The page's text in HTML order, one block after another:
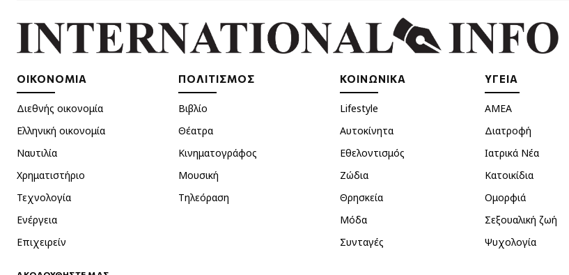
ΟΙΚΟΝΟΜΙΑ
Διεθνής οικονομία
Ελληνική οικονομία
Ναυτιλία
Χρηματιστήριο
Τεχνολογία
Ενέργεια
Επιχειρείν
ΠΟΛΙΤΙΣΜΟΣ
Βιβλίο
Θέατρα
Κινηματογράφος
Μουσική
Τηλεόραση
ΚΟΙΝΩΝΙΚΑ
Lifestyle
Αυτοκίνητα
Εθελοντισμός
Ζώδια
Θρησκεία
Μόδα
Συνταγές
ΥΓΕΙΑ
ΑΜΕΑ
Διατροφή
Ιατρικά Νέα
Κατοικίδια
Ομορφιά
Σεξουαλική ζωή
Ψυχολογία